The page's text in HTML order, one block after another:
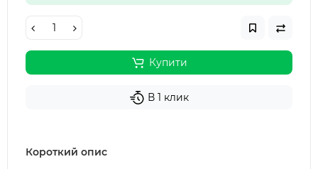
Купити
В 1 клик
Короткий опис